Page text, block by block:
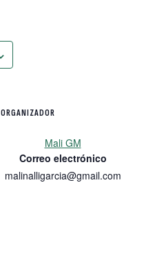
ORGANIZADOR
Mali GM
Correo electrónico
malinalligarcia@gmail.com